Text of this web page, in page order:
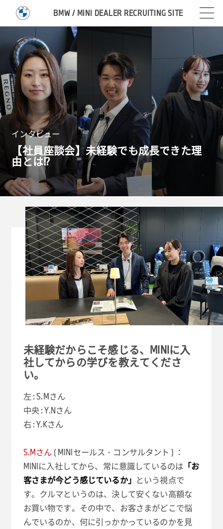
BMW / MINI DEALER RECRUITING SITE
インタビュー
【社員座談会】未経験でも成長できた理
由とは!?
未経験だからこそ感じる、MINIに入
社してからの学びを教えてくださ
い。
左 : S.Mさん
中央 : Y.Nさん
右 : Y.Kさん
S.Mさん ( MINIセールス・コンサルタント ) ：
MINIに入社してから、常に意識しているのは 「お
客さまが今どう感じているか」 という視点で
す。クルマというのは、決して安くない高額な
お買い物です。その中で、お客さまがどこで悩
んでいるのか、何に引っかかっているのかを見